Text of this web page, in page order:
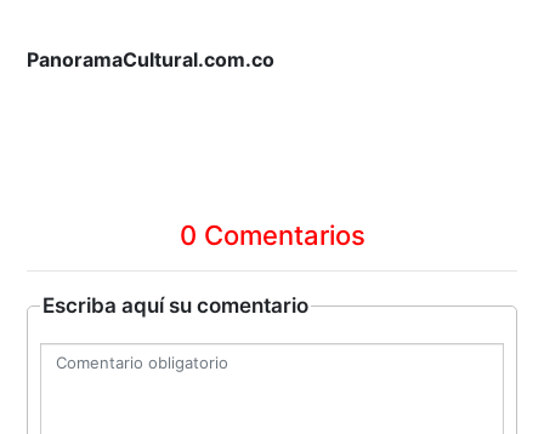
PanoramaCultural.com.co
0 Comentarios
Escriba aquí su comentario